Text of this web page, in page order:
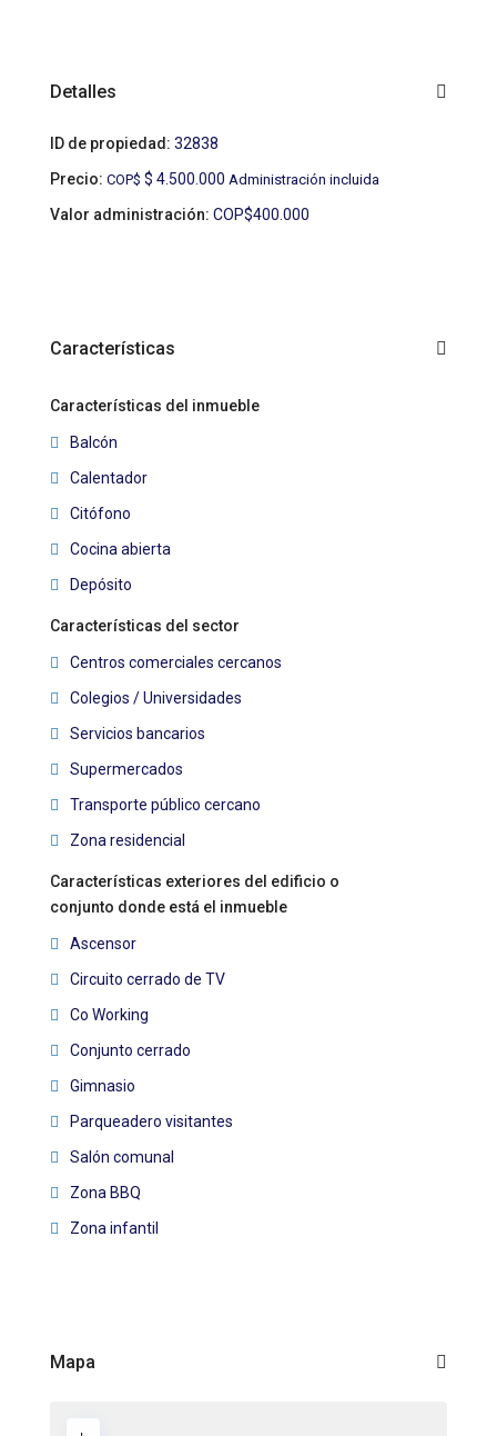
Detalles
ID de propiedad: 32838
Precio: COP$ $ 4.500.000 Administración incluida
Valor administración: COP$400.000
Características
Características del inmueble
Balcón
Calentador
Citófono
Cocina abierta
Depósito
Características del sector
Centros comerciales cercanos
Colegios / Universidades
Servicios bancarios
Supermercados
Transporte público cercano
Zona residencial
Características exteriores del edificio o
conjunto donde está el inmueble
Ascensor
Circuito cerrado de TV
Co Working
Conjunto cerrado
Gimnasio
Parqueadero visitantes
Salón comunal
Zona BBQ
Zona infantil
Mapa